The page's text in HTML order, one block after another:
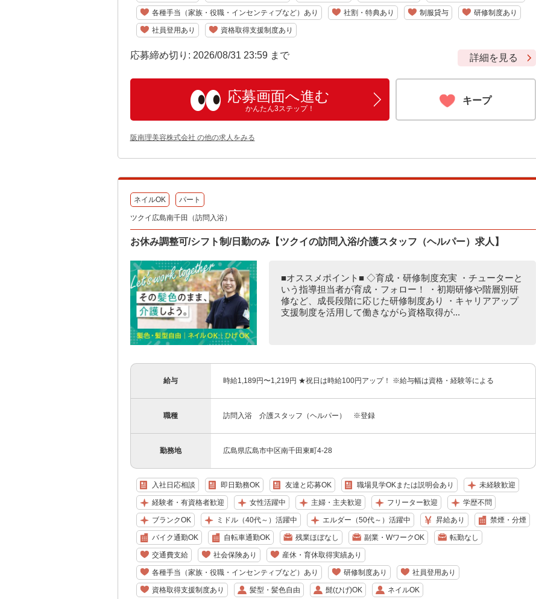
各種手当（家族・役職・インセンティブなど）あり 社割・特典あり 制服貸与 研修制度あり
社員登用あり 資格取得支援制度あり
応募締め切り: 2026/08/31 23:59 まで 詳細を見る
応募画面へ進む
かんたん3ステップ！
キープ
阪南理美容株式会社 の他の求人をみる
ネイルOK パート
ツクイ広島南千田（訪問入浴）
お休み調整可/シフト制/日勤のみ【ツクイの訪問入浴/介護スタッフ（ヘルパー）求人】
■オススメポイント■ ◇育成・研修制度充実 ・チューターと
いう指導担当者が育成・フォロー！ ・初期研修や階層別研
修など、成長段階に応じた研修制度あり ・キャリアアップ
支援制度を活用して働きながら資格取得が...
給与 時給1,189円〜1,219円 ★祝日は時給100円アップ！ ※給与幅は資格・経験等による
職種 訪問入浴 介護スタッフ（ヘルパー） ※登録
勤務地 広島県広島市中区南千田東町4-28
入社日応相談 即日勤務OK 友達と応募OK 職場見学OKまたは説明会あり 未経験歓迎
経験者・有資格者歓迎 女性活躍中 主婦・主夫歓迎 フリーター歓迎 学歴不問
ブランクOK ミドル（40代～）活躍中 エルダー（50代～）活躍中 昇給あり 禁煙・分煙
バイク通勤OK 自転車通勤OK 残業ほぼなし 副業・WワークOK 転勤なし
交通費支給 社会保険あり 産休・育休取得実績あり
各種手当（家族・役職・インセンティブなど）あり 研修制度あり 社員登用あり
資格取得支援制度あり 髪型・髪色自由 髭(ひげ)OK ネイルOK